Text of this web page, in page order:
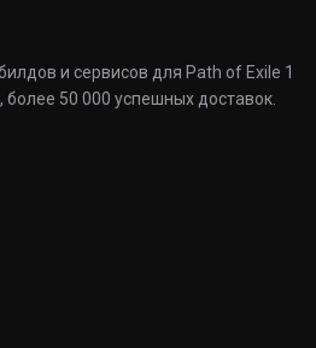
и сервисов для Path of Exile 1
более 50 000 успешных доставок.